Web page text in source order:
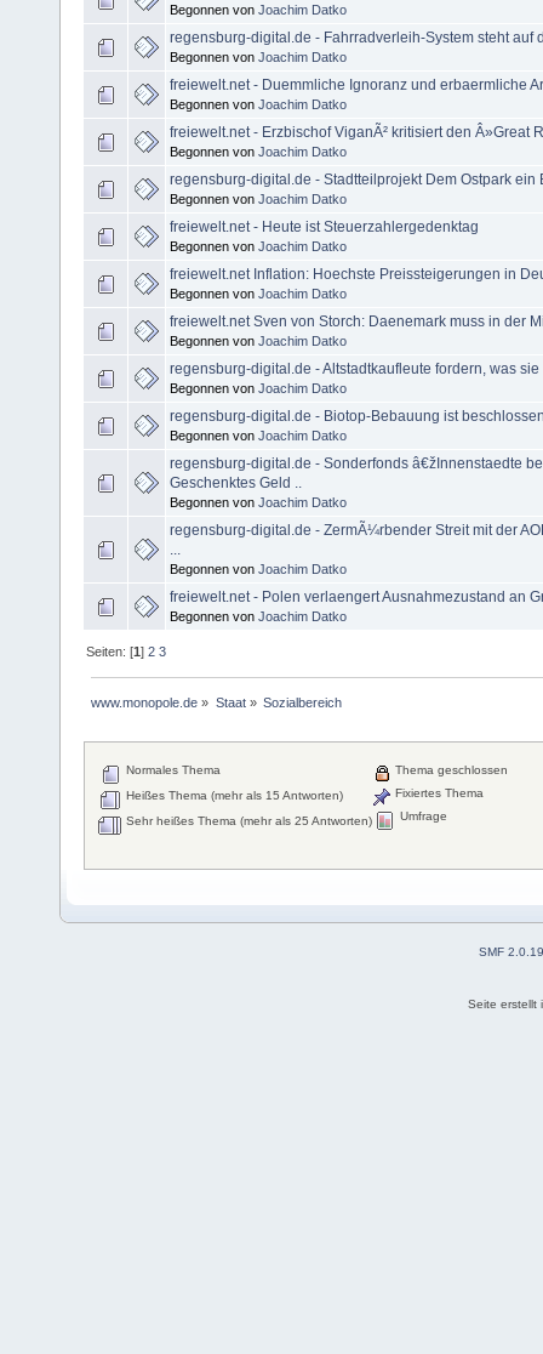
Begonnen von Joachim Datko
regensburg-digital.de - Fahrradverleih-System steht auf
Begonnen von Joachim Datko
freiewelt.net - Duemmliche Ignoranz und erbaermliche
Begonnen von Joachim Datko
freiewelt.net - Erzbischof ViganÃ² kritisiert den Â»Great
Begonnen von Joachim Datko
regensburg-digital.de - Stadtteilprojekt Dem Ostpark ein
Begonnen von Joachim Datko
freiewelt.net - Heute ist Steuerzahlergedenktag
Begonnen von Joachim Datko
freiewelt.net Inflation: Hoechste Preissteigerungen in
Begonnen von Joachim Datko
freiewelt.net Sven von Storch: Daenemark muss in der
Begonnen von Joachim Datko
regensburg-digital.de - Altstadtkaufleute fordern, was
Begonnen von Joachim Datko
regensburg-digital.de - Biotop-Bebauung ist
Begonnen von Joachim Datko
regensburg-digital.de - Sonderfonds â€žInnenstaedte
Geschenktes Geld ..
Begonnen von Joachim Datko
regensburg-digital.de - ZermÃ¼rbender Streit mit der
Begonnen von Joachim Datko
freiewelt.net - Polen verlaengert Ausnahmezustand an
Begonnen von Joachim Datko
Seiten: [1]2 3
www.monopole.de » Staat» Sozialbereich
Normales Thema
Heißes Thema (mehr als 15 Antworten)
Sehr heißes Thema (mehr als 25 Antworten)
Thema geschlossen
Fixiertes Thema
Umfrage
SMF 2.0.19
Seite erstellt